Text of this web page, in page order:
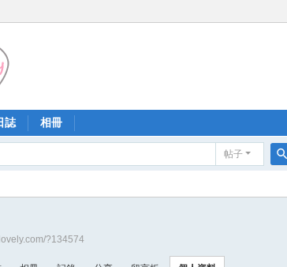
誌 相冊
帖子
索
?134574